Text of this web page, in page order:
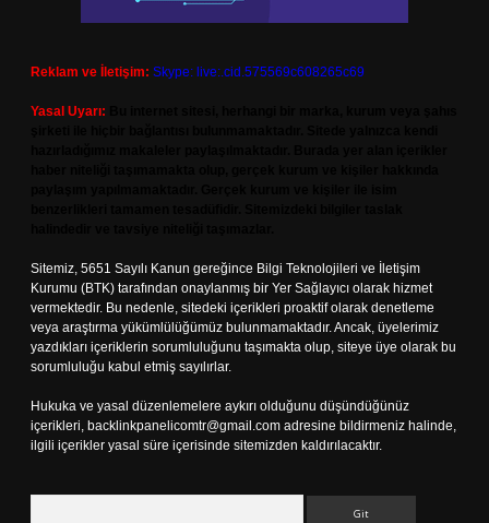
Reklam ve İletişim: Skype: live:.cid.575569c608265c69
Yasal Uyarı:
Sitemiz, 5651 Sayılı Kanun gereğince Bilgi Teknolojileri ve İletişim
Kurumu (BTK) tarafından onaylanmış bir Yer Sağlayıcı olarak hizmet
vermektedir. Bu nedenle, sitedeki içerikleri proaktif olarak denetleme
veya araştırma yükümlülüğümüz bulunmamaktadır. Ancak, üyelerimiz
yazdıkları içeriklerin sorumluluğunu taşımakta olup, siteye üye olarak bu
sorumluluğu kabul etmiş sayılırlar.
Hukuka ve yasal düzenlemelere aykırı olduğunu düşündüğünüz
içerikleri, backlinkpanelicomtr@gmail.com adresine bildirmeniz halinde,
ilgili içerikler yasal süre içerisinde sitemizden kaldırılacaktır.